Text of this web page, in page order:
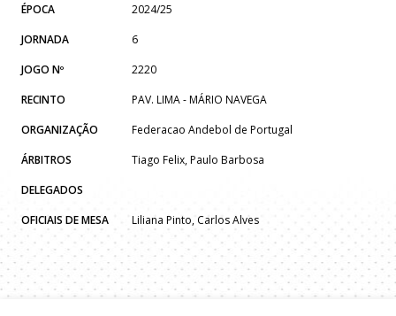
ÉPOCA
2024/25
JORNADA
6
JOGO Nº
2220
RECINTO
PAV. LIMA - MÁRIO NAVEGA
ORGANIZAÇÃO
Federacao Andebol de Portugal
ÁRBITROS
Tiago Felix, Paulo Barbosa
DELEGADOS
OFICIAIS DE MESA
Liliana Pinto, Carlos Alves